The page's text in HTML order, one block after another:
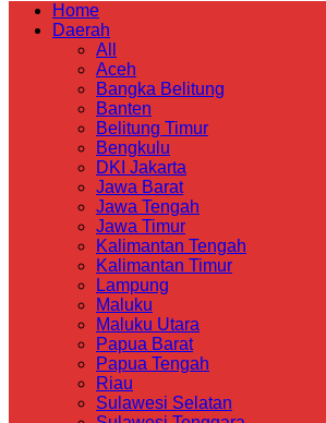
Home
Daerah
All
Aceh
Bangka Belitung
Banten
Belitung Timur
Bengkulu
DKI Jakarta
Jawa Barat
Jawa Tengah
Jawa Timur
Kalimantan Tengah
Kalimantan Timur
Lampung
Maluku
Maluku Utara
Papua Barat
Papua Tengah
Riau
Sulawesi Selatan